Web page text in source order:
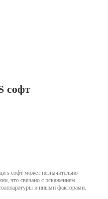
софт
s софт может незначительно
что связано с искажением
и иными факторами.